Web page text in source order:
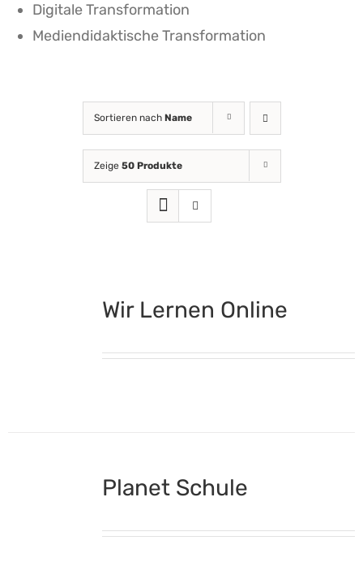
Digitale Transformation
Mediendidaktische Transformation
Sortieren nach Name
Zeige 50 Produkte
Wir Lernen Online
Planet Schule